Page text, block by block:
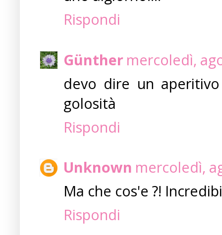
Rispondi
Günther mercoledì,
devo dire un
golosità
Rispondi
Unknown mercoledì,
Ma che cos'e ?!
Rispondi